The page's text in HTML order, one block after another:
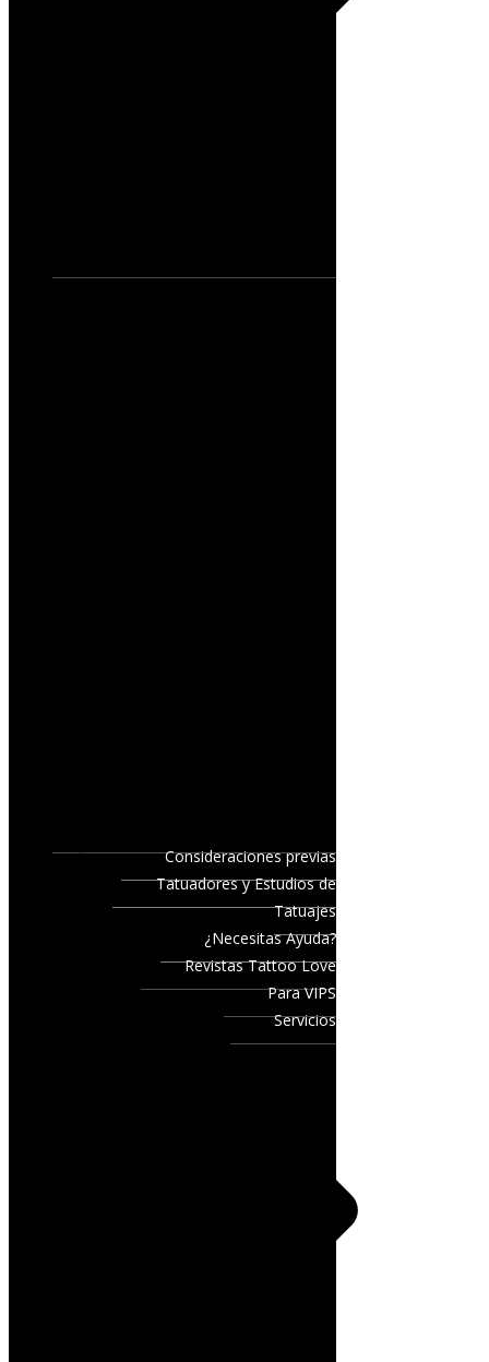
Consideraciones previas
Tatuadores y Estudios de
Tatuajes
¿Necesitas Ayuda?
Revistas Tattoo Love
Para VIPS
Servicios